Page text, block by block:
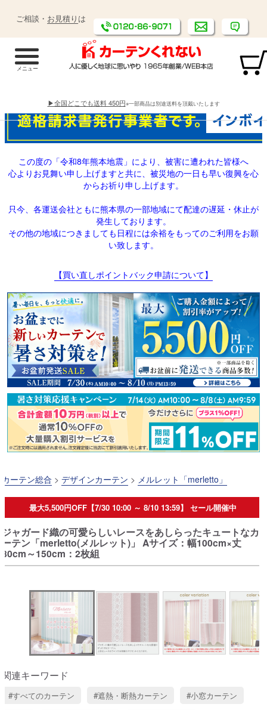
ご相談・ お見積り は
▶全国どこでも送料 450円※一部商品は別途送料を頂戴いたします
この度の「令和8年熊本地震」により、被害に遭われた皆様へ
心よりお見舞い申し上げますと共に、被災地の一日も早い復興を心
からお祈り申し上げます。
只今、各運送会社ともに熊本県の一部地域にて配達の遅延・休止が
発生しております。
その他の地域につきましても日程には余裕をもってのご利用をお願
い致します。
【買い直しポイントバック申請について】
カーテン総合 > デザインカーテン > メルレット「merletto」
最大5,500円OFF【7/30 10:00 ～ 8/10 13:59】 セール開催中
ジャガード織の可愛らしいレースをあしらったキュートなカ
ーテン「merletto(メルレット)」 Aサイズ：幅100cm×丈
80cm～150cm：2枚組
関連キーワード
すべてのカーテン 遮熱・断熱カーテン 小窓カーテン